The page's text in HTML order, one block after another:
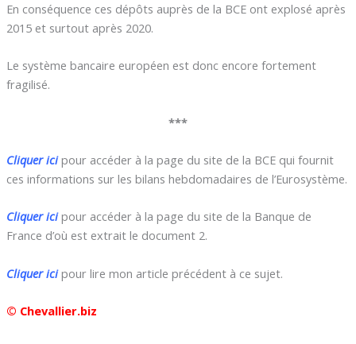
En conséquence ces dépôts auprès de la BCE ont explosé après
2015 et surtout après 2020.
Le système bancaire européen est donc encore fortement
fragilisé.
***
Cliquer ici pour accéder à la page du site de la BCE qui fournit
ces informations sur les bilans hebdomadaires de l’Eurosystème.
Cliquer ici pour accéder à la page du site de la Banque de
France d’où est extrait le document 2.
Cliquer ici pour lire mon article précédent à ce sujet.
© Chevallier.biz